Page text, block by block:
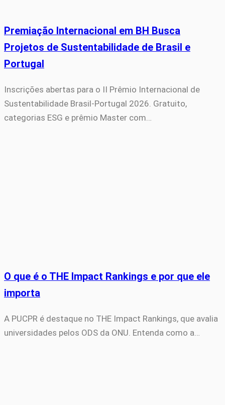
Premiação Internacional em BH Busca
Projetos de Sustentabilidade de Brasil e
Portugal
Inscrições abertas para o II Prêmio Internacional de
Sustentabilidade Brasil-Portugal 2026. Gratuito,
categorias ESG e prêmio Master com…
O que é o THE Impact Rankings e por que ele
importa
A PUCPR é destaque no THE Impact Rankings, que avalia
universidades pelos ODS da ONU. Entenda como a…